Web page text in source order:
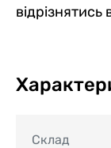
відрізнятись
Склад